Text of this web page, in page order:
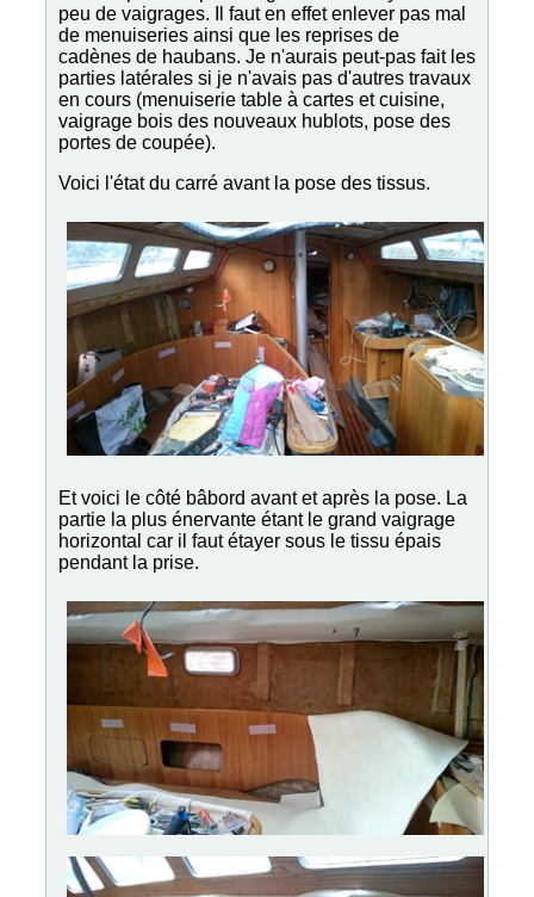
peu de vaigrages. Il faut en effet enlever pas mal
de menuiseries ainsi que les reprises de
cadènes de haubans. Je n'aurais peut-pas fait les
parties latérales si je n'avais pas d'autres travaux
en cours (menuiserie table à cartes et cuisine,
vaigrage bois des nouveaux hublots, pose des
portes de coupée).
Voici l'état du carré avant la pose des tissus.
Et voici le côté bâbord avant et après la pose. La
partie la plus énervante étant le grand vaigrage
horizontal car il faut étayer sous le tissu épais
pendant la prise.